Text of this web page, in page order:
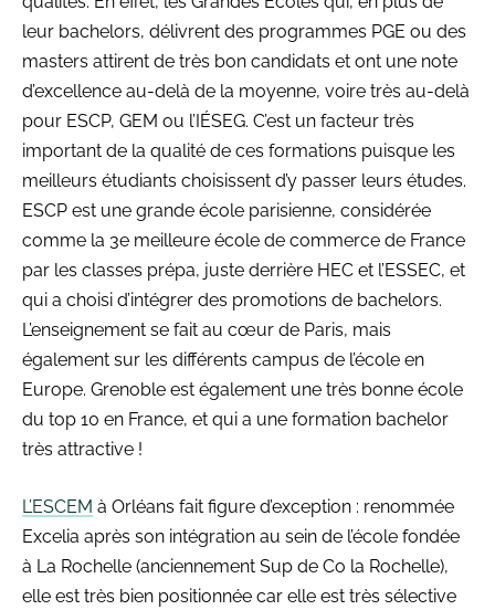
leur bachelors, délivrent des programmes PGE ou des
masters attirent de très bon candidats et ont une note
d’excellence au-delà de la moyenne, voire très au-delà
pour ESCP, GEM ou l’IÉSEG. C’est un facteur très
important de la qualité de ces formations puisque les
meilleurs étudiants choisissent d’y passer leurs études.
ESCP est une grande école parisienne, considérée
comme la 3e meilleure école de commerce de France
par les classes prépa, juste derrière HEC et l’ESSEC, et
qui a choisi d’intégrer des promotions de bachelors.
L’enseignement se fait au cœur de Paris, mais
également sur les différents campus de l’école en
Europe. Grenoble est également une très bonne école
du top 10 en France, et qui a une formation bachelor
très attractive !
L’ESCEM à Orléans fait figure d’exception : renommée
Excelia après son intégration au sein de l’école fondée
à La Rochelle (anciennement Sup de Co la Rochelle),
elle est très bien positionnée car elle est très sélective